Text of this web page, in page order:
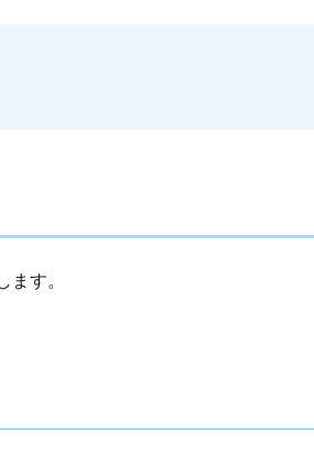
す。